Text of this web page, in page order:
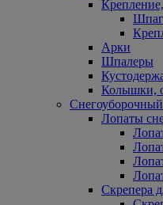
Крепление,
Арки
Шпалеры
Колышки,
Лопаты
Скрепера